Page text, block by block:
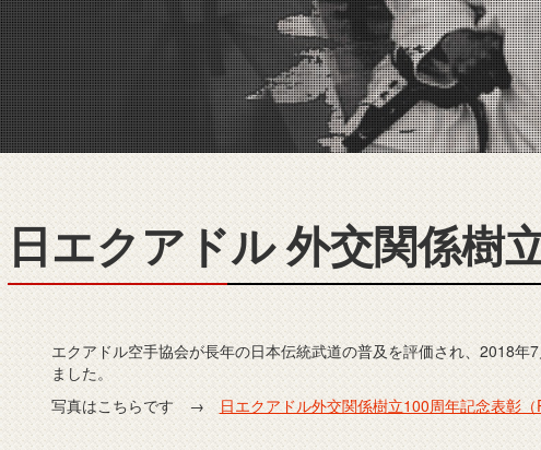
日エクアドル 外交関係樹
エクアドル空手協会が長年の日本伝統武道の普及を評価され、2018
ました。
写真はこちらです →日エクアドル外交関係樹立100周年記念表彰